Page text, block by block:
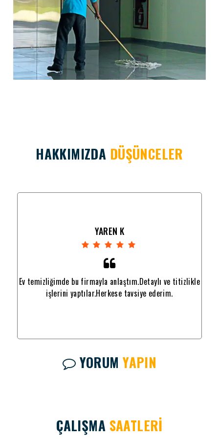
HAKKIMIZDA DÜŞÜNCELER
YAREN K
Ev temizliğimde bu firmayla anlaştım.Detaylı ve titizlikle
işlerini yaptılar.Herkese tavsiye ederim.
YORUMYAPIN
ÇALIŞMA SAATLERİ